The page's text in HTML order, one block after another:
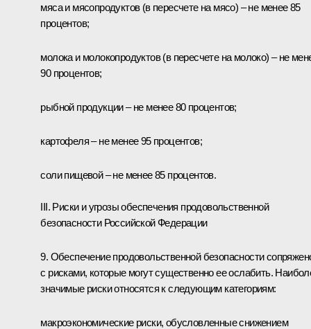
мяса и мясопродуктов (в пересчете на мясо) – не менее 85
процентов;
молока и молокопродуктов (в пересчете на молоко) – не
90 процентов;
рыбной продукции – не менее 80 процентов;
картофеля – не менее 95 процентов;
соли пищевой – не менее 85 процентов.
III. Риски и угрозы обеспечения продовольственной
безопасности Российской Федерации
9. Обеспечение продовольственной безопасности
с рисками, которые могут существенно ее ослабить.
значимые риски относятся к следующим категориям:
макроэкономические риски, обусловленные снижением